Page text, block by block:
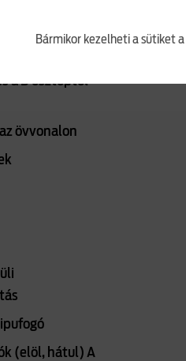
a B osztoptól
övvonalon
(elöl, hátul) A
Bármikor kezelheti a sütiket a